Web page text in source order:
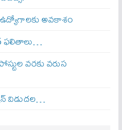
ఉద్యోగాలకు అవకాశం
ఫలితాలు…
వరకు వరుస
విడుదల…